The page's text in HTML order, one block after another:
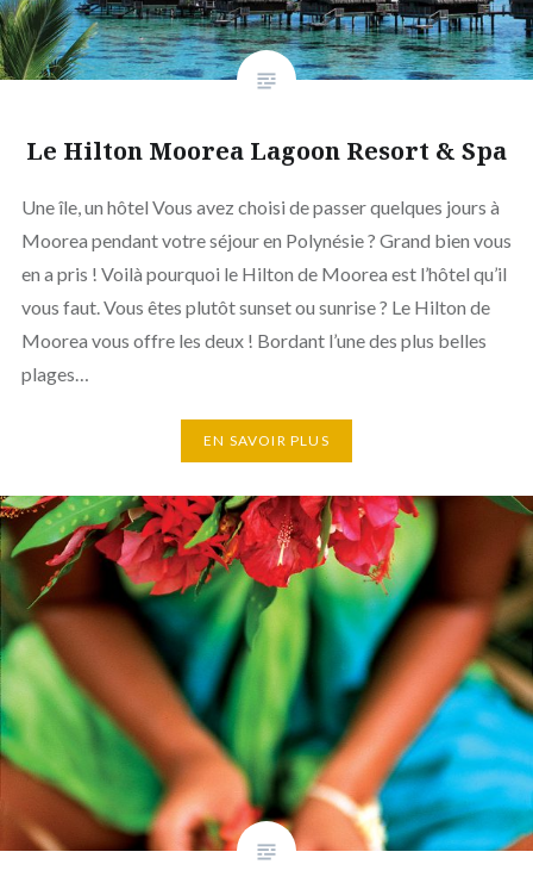
Le Hilton Moorea Lagoon Resort & Spa
Une île, un hôtel Vous avez choisi de passer quelques jours à
Moorea pendant votre séjour en Polynésie ? Grand bien vous
en a pris ! Voilà pourquoi le Hilton de Moorea est l’hôtel qu’il
vous faut. Vous êtes plutôt sunset ou sunrise ? Le Hilton de
Moorea vous offre les deux ! Bordant l’une des plus belles
plages…
EN SAVOIR PLUS